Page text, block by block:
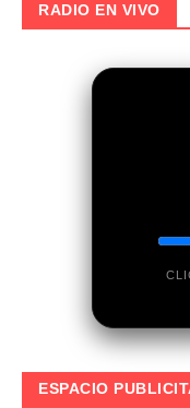
RADIO EN VIVO
ESPACIO